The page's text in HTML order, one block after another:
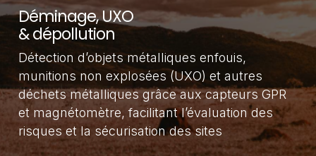
Déminage, UXO
& dépollution
Détection d’objets métalliques enfouis,
munitions non explosées (UXO) et autres
déchets métalliques grâce aux capteurs GPR
et magnétomètre, facilitant l’évaluation des
risques et la sécurisation des sites